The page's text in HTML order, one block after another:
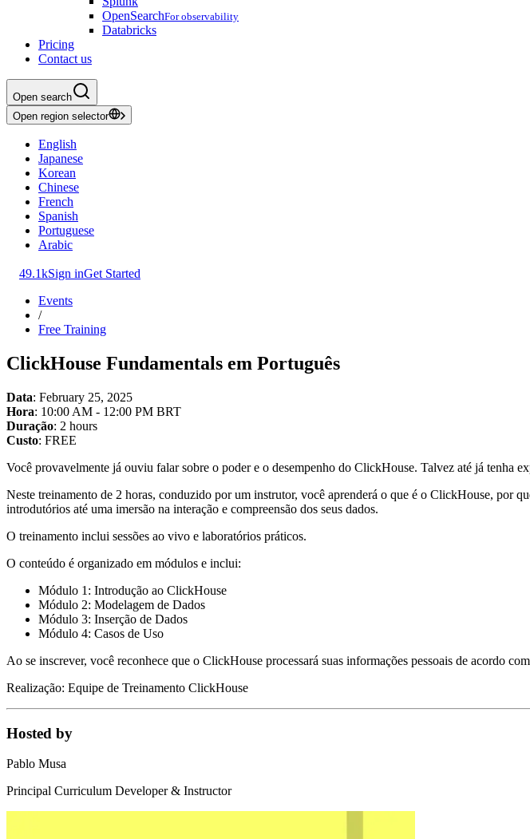
OpenSearchFor observability
Databricks
Pricing
Contact us
Open search
Open region selector
English
Japanese
Korean
Chinese
French
Spanish
Portuguese
Arabic
49.1kSign inGet Started
Events
/
Free Training
ClickHouse Fundamentals em Português
Data: February 25, 2025
Hora: 10:00 AM - 12:00 PM BRT
Duração: 2 hours
Custo: FREE
Você provavelmente já ouviu falar sobre o poder e o desempenho do ClickHouse. Talvez até já tenha
Neste treinamento de 2 horas, conduzido por um instrutor, você aprenderá o que é o ClickHouse, por
introdutórios até uma imersão na interação e compreensão dos seus dados.
O treinamento inclui sessões ao vivo e laboratórios práticos.
O conteúdo é organizado em módulos e inclui:
Módulo 1: Introdução ao ClickHouse
Módulo 2: Modelagem de Dados
Módulo 3: Inserção de Dados
Módulo 4: Casos de Uso
Ao se inscrever, você reconhece que o ClickHouse processará suas informações pessoais de acordo
Realização: Equipe de Treinamento ClickHouse
Hosted by
Pablo Musa
Principal Curriculum Developer & Instructor